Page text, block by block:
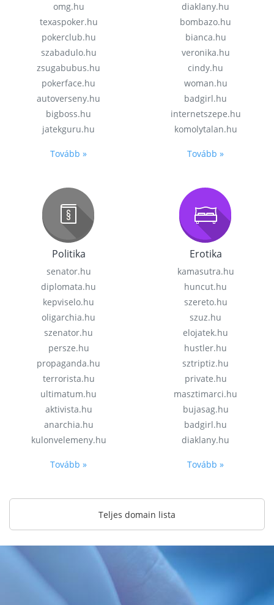
omg.hu
texaspoker.hu
pokerclub.hu
szabadulo.hu
zsugabubus.hu
pokerface.hu
autoverseny.hu
bigboss.hu
jatekguru.hu
Tovább »
diaklany.hu
bombazo.hu
bianca.hu
veronika.hu
cindy.hu
woman.hu
badgirl.hu
internetszepe.hu
komolytalan.hu
Tovább »
Politika
senator.hu
diplomata.hu
kepviselo.hu
oligarchia.hu
szenator.hu
persze.hu
propaganda.hu
terrorista.hu
ultimatum.hu
aktivista.hu
anarchia.hu
kulonvelemeny.hu
Tovább »
Erotika
kamasutra.hu
huncut.hu
szereto.hu
szuz.hu
elojatek.hu
hustler.hu
sztriptiz.hu
private.hu
masztimarci.hu
bujasag.hu
badgirl.hu
diaklany.hu
Tovább »
Teljes domain lista